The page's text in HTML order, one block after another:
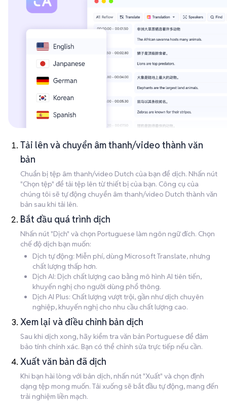
Tải lên và chuyển âm thanh/video thành văn
bản
Chuẩn bị tệp âm thanh/video Dutch của bạn để dịch. Nhấn nút
"Chọn tệp" để tải tệp lên từ thiết bị của bạn. Công cụ của
chúng tôi sẽ tự động chuyển âm thanh/video Dutch thành văn
bản sau khi tải lên.
Bắt đầu quá trình dịch
Nhấn nút "Dịch" và chọn Portuguese làm ngôn ngữ đích. Chọn
chế độ dịch bạn muốn:
Dịch tự động: Miễn phí, dùng Microsoft Translate, nhưng
chất lượng thấp hơn.
Dịch AI: Dịch chất lượng cao bằng mô hình AI tiên tiến,
khuyến nghị cho người dùng phổ thông.
Dịch AI Plus: Chất lượng vượt trội, gần như dịch chuyên
nghiệp, khuyến nghị cho nhu cầu chất lượng cao.
Xem lại và điều chỉnh bản dịch
Sau khi dịch xong, hãy kiểm tra văn bản Portuguese để đảm
bảo tính chính xác. Bạn có thể chỉnh sửa trực tiếp nếu cần.
Xuất văn bản đã dịch
Khi bạn hài lòng với bản dịch, nhấn nút "Xuất" và chọn định
dạng tệp mong muốn. Tải xuống sẽ bắt đầu tự động, mang đến
trải nghiệm liền mạch.